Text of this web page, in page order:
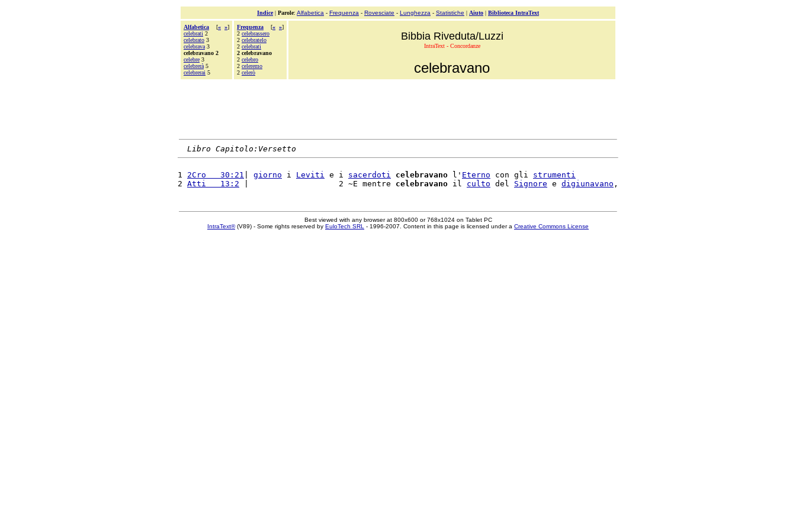
Indice| Parole: Alfabetica - Frequenza - Rovesciate - Lunghezza - Statistiche | Aiuto | Biblioteca IntraText
Alfabetica [« »]
celebrati 2
celebrato 3
celebrava 3
celebravano 2
celebre 3
celebrerà 5
celebrerai 5
Frequenza [« »]
2 celebrassero
2 celebratelo
2 celebrati
2 celebravano
2 celebro
2 celeremo
2 celerò
Bibbia Riveduta/Luzzi
IntraText - Concordanze
celebravano
Libro Capitolo:Versetto
1 2Cro   30:21 giorno i Leviti e i sacerdoti celebravano l' Eterno con gli strumenti
2 Atti   13:2 |                   2 ~E mentre celebravano il culto del Signore e digiunavano
Best viewed with any browser at 800x600 or 768x1024 on Tablet PC
IntraText®(V89) - Some rights reserved by EuloTech SRL - 1996-2007. Content in this page is licensed under a Creative Commons License